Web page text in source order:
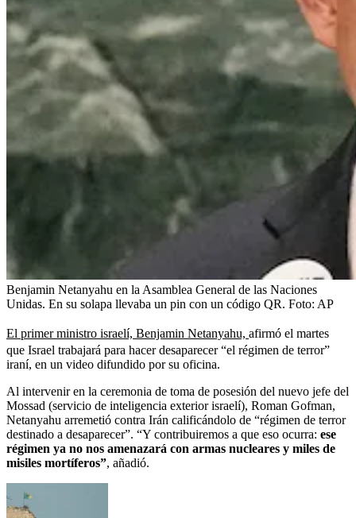
Benjamin Netanyahu en la Asamblea General de las Naciones
Unidas. En su solapa llevaba un pin con un código QR. Foto: AP
El primer ministro israelí, Benjamin Netanyahu, afirmó el martes
que Israel trabajará para hacer desaparecer “el régimen de terror”
iraní, en un video difundido por su oficina.
Al intervenir en la ceremonia de toma de posesión del nuevo jefe del
Mossad (servicio de inteligencia exterior israelí), Roman Gofman,
Netanyahu arremetió contra Irán calificándolo de “régimen de terror
destinado a desaparecer”. “Y contribuiremos a que eso ocurra: ese
régimen ya no nos amenazará con armas nucleares y miles de
misiles mortíferos”, añadió.